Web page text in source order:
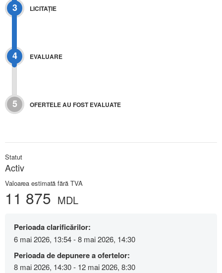
3 LICITAŢIE
4 EVALUARE
5 OFERTELE AU FOST EVALUATE
Statut
Activ
Valoarea estimată fără TVA
11 875 MDL
Perioada clarificărilor:
6 mai 2026, 13:54 - 8 mai 2026, 14:30
Perioada de depunere a ofertelor:
8 mai 2026, 14:30 - 12 mai 2026, 8:30